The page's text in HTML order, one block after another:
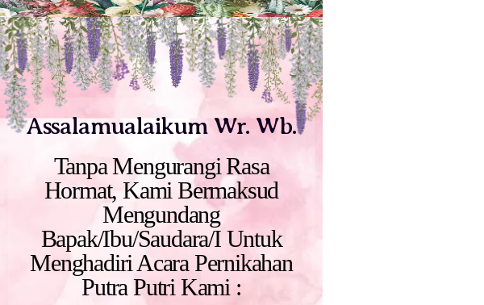
Assalamualaikum Wr. Wb.
Tanpa Mengurangi Rasa
Hormat, Kami Bermaksud
Mengundang
Bapak/Ibu/Saudara/I Untuk
Menghadiri Acara Pernikahan
Putra Putri Kami :